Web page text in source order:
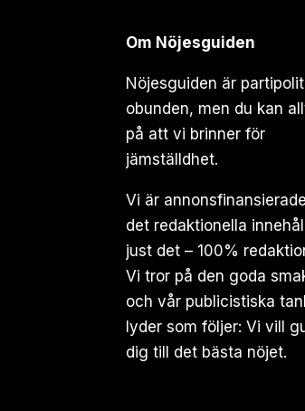
Om Nöjesguiden
Nöjesguiden är
obunden, men du kan
på att vi brinner för
jämställdhet.
Vi är
det redaktionella
just det – 100%
Vi tror på den goda
och vår publicistiska
lyder som följer: Vi vill
dig till det bästa nöjet.